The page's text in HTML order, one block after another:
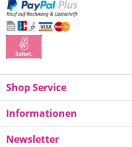
Shop Service
Informationen
Newsletter